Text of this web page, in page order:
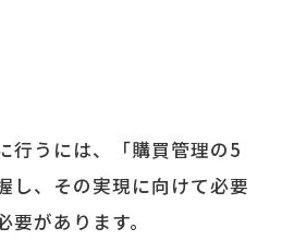
行うには、「購買管理の5
し、その実現に向けて必要
があります。